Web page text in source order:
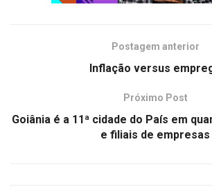
Postagem anterior
Inflação versus
Próximo Post
Goiânia é a 11ª cidade do País em
e filiais de empresas